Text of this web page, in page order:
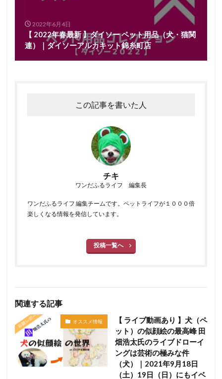
2022年6月4日
【 2022年春最新 】ダイソー ペット用品（犬・猫関
連）｜ダイソーアルカキット錦糸町店
この記事を書いた人
チキ
ワンだふるライフ 編集長
ワンだふるライフ 編集チームです。ペットライフが１０００倍
楽しくなる情報を発信しています。
投稿一覧へ
関連する記事
オススメ情報
【 ライブ動画あり 】犬（ペ
ット）の似顔絵の最高峰 田
畑浩太氏のライブドローイ
ングは芸術の極みな件
（犬）｜2021年9月18日
（土）19日（日）にもイベ